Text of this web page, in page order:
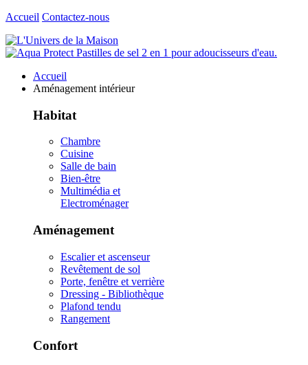
Accueil Contactez-nous
Accueil
Aménagement intérieur
Habitat
Chambre
Cuisine
Salle de bain
Bien-être
Multimédia et
Electroménager
Aménagement
Escalier et ascenseur
Revêtement de sol
Porte, fenêtre et verrière
Dressing - Bibliothèque
Plafond tendu
Rangement
Confort